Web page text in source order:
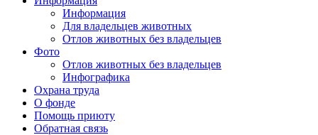
Информация
Для владельцев животных
Отлов животных без владельцев
Фото
Отлов животных без владельцев
Инфографика
Охрана труда
О фонде
Помощь приюту
Обратная связь